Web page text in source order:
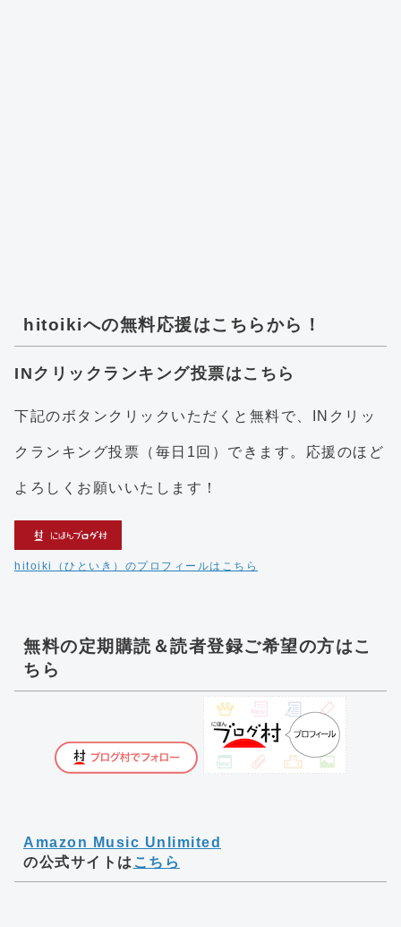
hitoikiへの無料応援はこちらから！
INクリックランキング投票はこちら
下記のボタンクリックいただくと無料で、INクリッ
クランキング投票（毎日1回）できます。応援のほど
よろしくお願いいたします！
hitoiki（ひといき）のプロフィールはこちら
無料の定期購読＆読者登録ご希望の方はこ
ちら
Amazon Music Unlimited
の公式サイトは こちら